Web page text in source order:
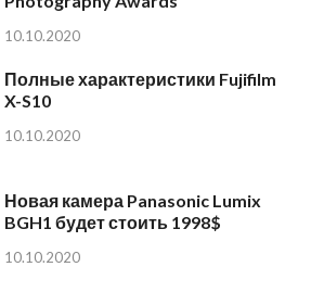
10.10.2020
Полные характеристики Fujifilm
X-S10
10.10.2020
Новая камера Panasonic Lumix
BGH1 будет стоить 1998$
10.10.2020